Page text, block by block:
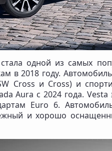
одной из самых
в 2018 году.
Cross и Cross) и
Aura с 2024 года. Vesta
Euro 6.
и хорошо